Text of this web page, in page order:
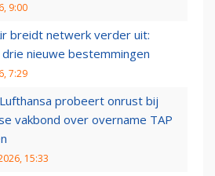
9:00
breidt netwerk verder uit:
nieuwe bestemmingen
7:29
probeert onrust bij
vakbond over overname TAP
15:33